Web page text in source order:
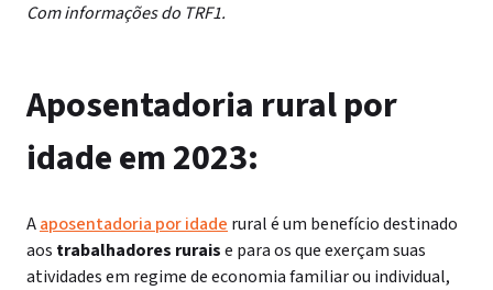
Com informações do TRF1.
Aposentadoria rural por
idade em 2023:
Aaposentadoria por idade rural é um benefício destinado
aos trabalhadores ruraise para os que exerçam suas
atividades em regime de economia familiar ou individual,